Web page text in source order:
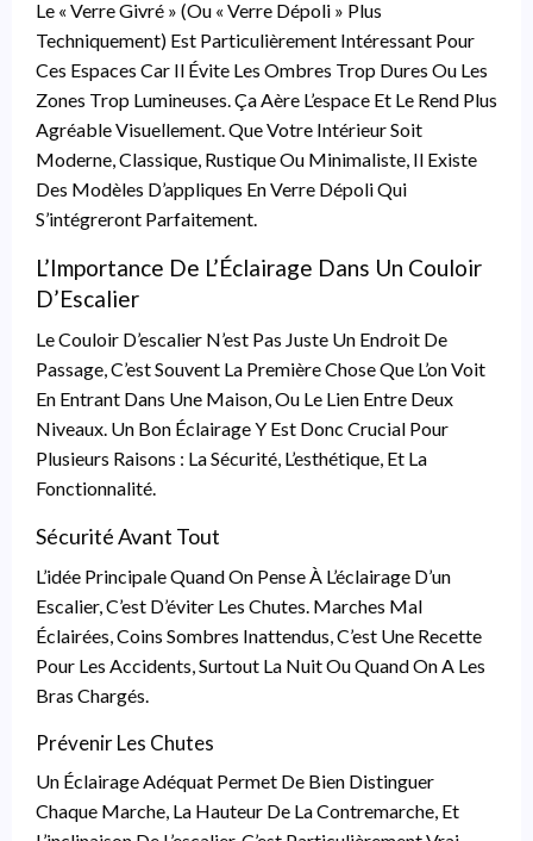
Le « Verre Givré » (ou « Verre Dépoli » Plus
Techniquement) Est Particulièrement Intéressant Pour
Ces Espaces Car Il Évite Les Ombres Trop Dures Ou Les
Zones Trop Lumineuses. Ça Aère L’espace Et Le Rend Plus
Agréable Visuellement. Que Votre Intérieur Soit
Moderne, Classique, Rustique Ou Minimaliste, Il Existe
Des Modèles D’appliques En Verre Dépoli Qui
S’intégreront Parfaitement.
L’Importance De L’Éclairage Dans Un Couloir
D’Escalier
Le Couloir D’escalier N’est Pas Juste Un Endroit De
Passage, C’est Souvent La Première Chose Que L’on Voit
En Entrant Dans Une Maison, Ou Le Lien Entre Deux
Niveaux. Un Bon Éclairage Y Est Donc Crucial Pour
Plusieurs Raisons : La Sécurité, L’esthétique, Et La
Fonctionnalité.
Sécurité Avant Tout
L’idée Principale Quand On Pense À L’éclairage D’un
Escalier, C’est D’éviter Les Chutes. Marches Mal
Éclairées, Coins Sombres Inattendus, C’est Une Recette
Pour Les Accidents, Surtout La Nuit Ou Quand On A Les
Bras Chargés.
Prévenir Les Chutes
Un Éclairage Adéquat Permet De Bien Distinguer
Chaque Marche, La Hauteur De La Contremarche, Et